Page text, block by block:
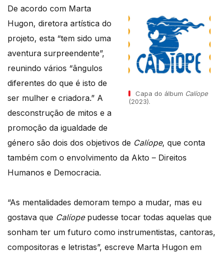
Capa do álbum Calíope
(2023).
De acordo com Marta
Hugon, diretora artística do
projeto, esta “tem sido uma
aventura surpreendente”,
reunindo vários “ângulos
diferentes do que é isto de
ser mulher e criadora.” A
desconstrução de mitos e a
promoção da igualdade de
género são dois dos objetivos de Calíope, que conta
também com o envolvimento da Akto – Direitos
Humanos e Democracia.
“As mentalidades demoram tempo a mudar, mas eu
gostava que Calíopepudesse tocar todas aquelas que
sonham ter um futuro como instrumentistas, cantoras,
compositoras e letristas”, escreve Marta Hugon em